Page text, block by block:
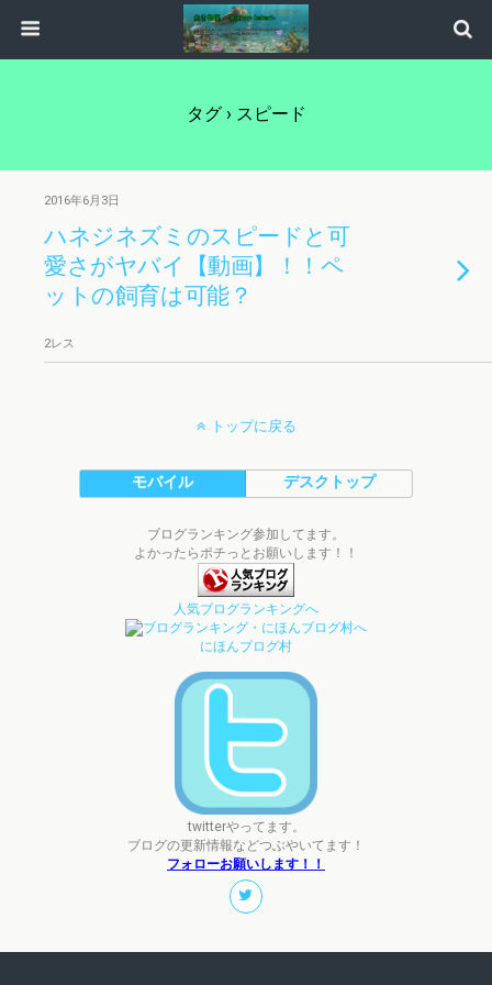
タグ › スピード
2016年6月3日
ハネジネズミのスピードと可
愛さがヤバイ【動画】！！ペ
ットの飼育は可能？
2レス
トップに戻る
モバイル デスクトップ
ブログランキング参加してます。
よかったらポチっとお願いします！！
人気ブログランキングへ
にほんブログ村
twitterやってます。
ブログの更新情報などつぶやいてます！
フォローお願いします！！